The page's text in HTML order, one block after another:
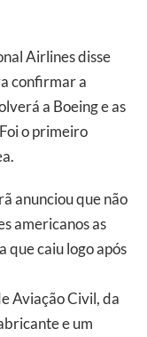
Airlines disse
confirmar a
a Boeing e as
o primeiro
anunciou que não
americanos as
que caiu logo após
Aviação Civil, da
e um